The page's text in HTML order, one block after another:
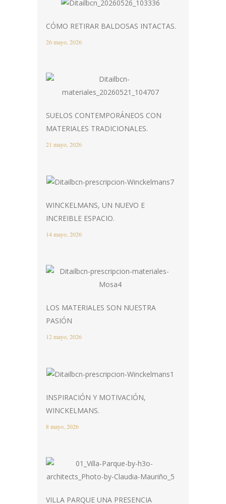
CÓMO RETIRAR BALDOSAS INTACTAS.
26 mayo, 2026
SUELOS CONTEMPORÁNEOS CON
MATERIALES TRADICIONALES.
21 mayo, 2026
WINCKELMANS, UN NUEVO E
INCREIBLE ESPACIO.
14 mayo, 2026
LOS MATERIALES SON NUESTRA
PASIÓN
12 mayo, 2026
INSPIRACIÓN Y MOTIVACIÓN,
WINCKELMANS.
8 mayo, 2026
VILLA PARQUE UNA PRESENCIA